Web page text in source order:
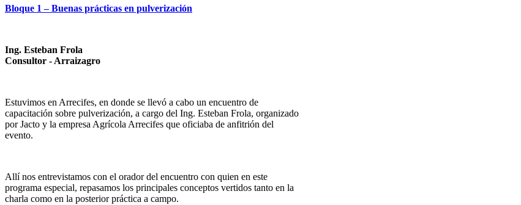
Bloque 1 – Buenas prácticas en pulverización
Ing. Esteban Frola
Consultor - Arraizagro
Estuvimos en Arrecifes, en donde se llevó a cabo un encuentro de
capacitación sobre pulverización, a cargo del Ing. Esteban Frola, organizado
por Jacto y la empresa Agrícola Arrecifes que oficiaba de anfitrión del
evento.
Allí nos entrevistamos con el orador del encuentro con quien en este
programa especial, repasamos los principales conceptos vertidos tanto en la
charla como en la posterior práctica a campo.